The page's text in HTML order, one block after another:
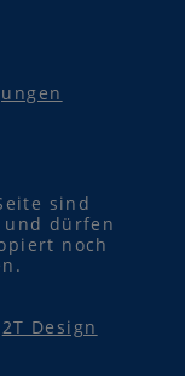
sind
und dürfen
noch
2T Design